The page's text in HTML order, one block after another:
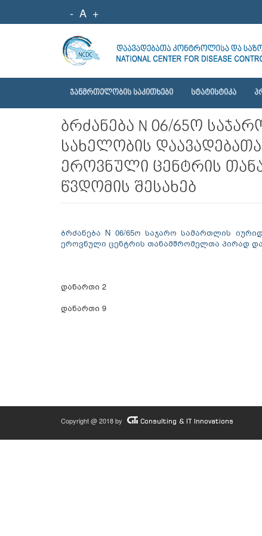
- A +
ᲯᲐᲜᲛᲠᲗᲔᲚᲝᲑᲘᲡ ᲡᲐᲙᲘᲗᲮᲔᲑᲘ ᲡᲢᲐᲢᲘᲡᲢᲘᲙᲐ
ბრძანება N 06/65ო
სახელობის
ეროვნული ცენტრის
წვდომის შესახებ
ბრძანება N 06/65ო საჯარო სამართლის
ეროვნული ცენტრის თანამშრომელთა პირად
დანართი 2
დანართი 9
Copyright @ 2018 by Consulting & IT Innovations